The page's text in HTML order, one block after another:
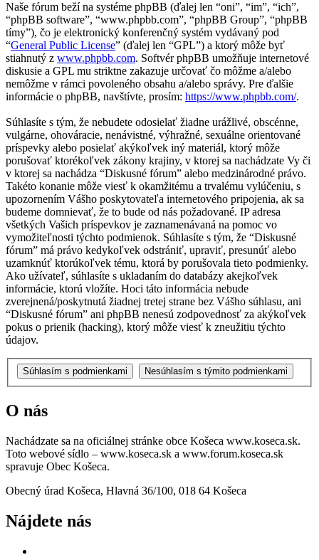
Naše fórum beží na systéme phpBB (ďalej len “oni”, “im”, “ich”,
“phpBB software”, “www.phpbb.com”, “phpBB Group”, “phpBB
tímy”), čo je elektronický konferenčný systém vydávaný pod
“General Public License” (ďalej len “GPL”) a ktorý môže byť
stiahnutý z www.phpbb.com. Softvér phpBB umožňuje internetové
diskusie a GPL mu striktne zakazuje určovať čo môžme a/alebo
nemôžme v rámci povoleného obsahu a/alebo správy. Pre ďalšie
informácie o phpBB, navštívte, prosím: https://www.phpbb.com/.
Súhlasíte s tým, že nebudete odosielať žiadne urážlivé, obscénne,
vulgárne, ohováracie, nenávistné, výhražné, sexuálne orientované
príspevky alebo posielať akýkoľvek iný materiál, ktorý môže
porušovať ktorékoľvek zákony krajiny, v ktorej sa nachádzate Vy či
v ktorej sa nachádza “Diskusné fórum” alebo medzinárodné právo.
Takéto konanie môže viesť k okamžitému a trvalému vylúčeniu, s
upozornením Vášho poskytovateľa internetového pripojenia, ak sa
budeme domnievať, že to bude od nás požadované. IP adresa
všetkých Vašich príspevkov je zaznamenávaná na pomoc vo
vymožiteľnosti týchto podmienok. Súhlasíte s tým, že “Diskusné
fórum” má právo kedykoľvek odstrániť, upraviť, presunúť alebo
uzamknúť ktorúkoľvek tému, ktorá by porušovala tieto podmienky.
Ako užívateľ, súhlasíte s ukladaním do databázy akejkoľvek
informácie, ktorú vložíte. Hoci táto informácia nebude
zverejnená/poskytnutá žiadnej tretej strane bez Vášho súhlasu, ani
“Diskusné fórum” ani phpBB nenesú zodpovednosť za akýkoľvek
pokus o prienik (hacking), ktorý môže viesť k zneužitiu týchto
údajov.
O nás
Nachádzate sa na oficiálnej stránke obce Košeca www.koseca.sk.
Toto webové sídlo – www.koseca.sk a www.forum.koseca.sk
spravuje Obec Košeca.
Obecný úrad Košeca, Hlavná 36/100, 018 64 Košeca
Nájdete nás